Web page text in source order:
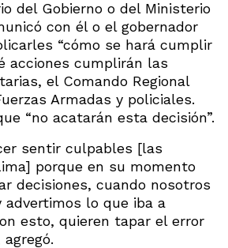
del Gobierno o del Ministerio
con él o el gobernador
“cómo se hará cumplir
acciones cumplirán las
el Comando Regional
Armadas y policiales.
“no acatarán esta decisión”.
sentir culpables [las
porque en su momento
decisiones, cuando nosotros
lo que iba a
esto, quieren tapar el error